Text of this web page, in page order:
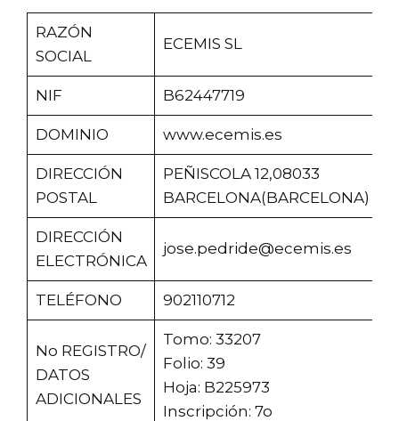
RAZÓN
SOCIAL
ECEMIS SL
NIF B62447719
DOMINIO www.ecemis.es
DIRECCIÓN
POSTAL
PEÑISCOLA 12,08033
BARCELONA(BARCELONA)
DIRECCIÓN
ELECTRÓNICA
jose.pedride@ecemis.es
TELÉFONO 902110712
No REGISTRO/
DATOS
ADICIONALES
Tomo: 33207
Folio: 39
Hoja: B225973
Inscripción: 7o